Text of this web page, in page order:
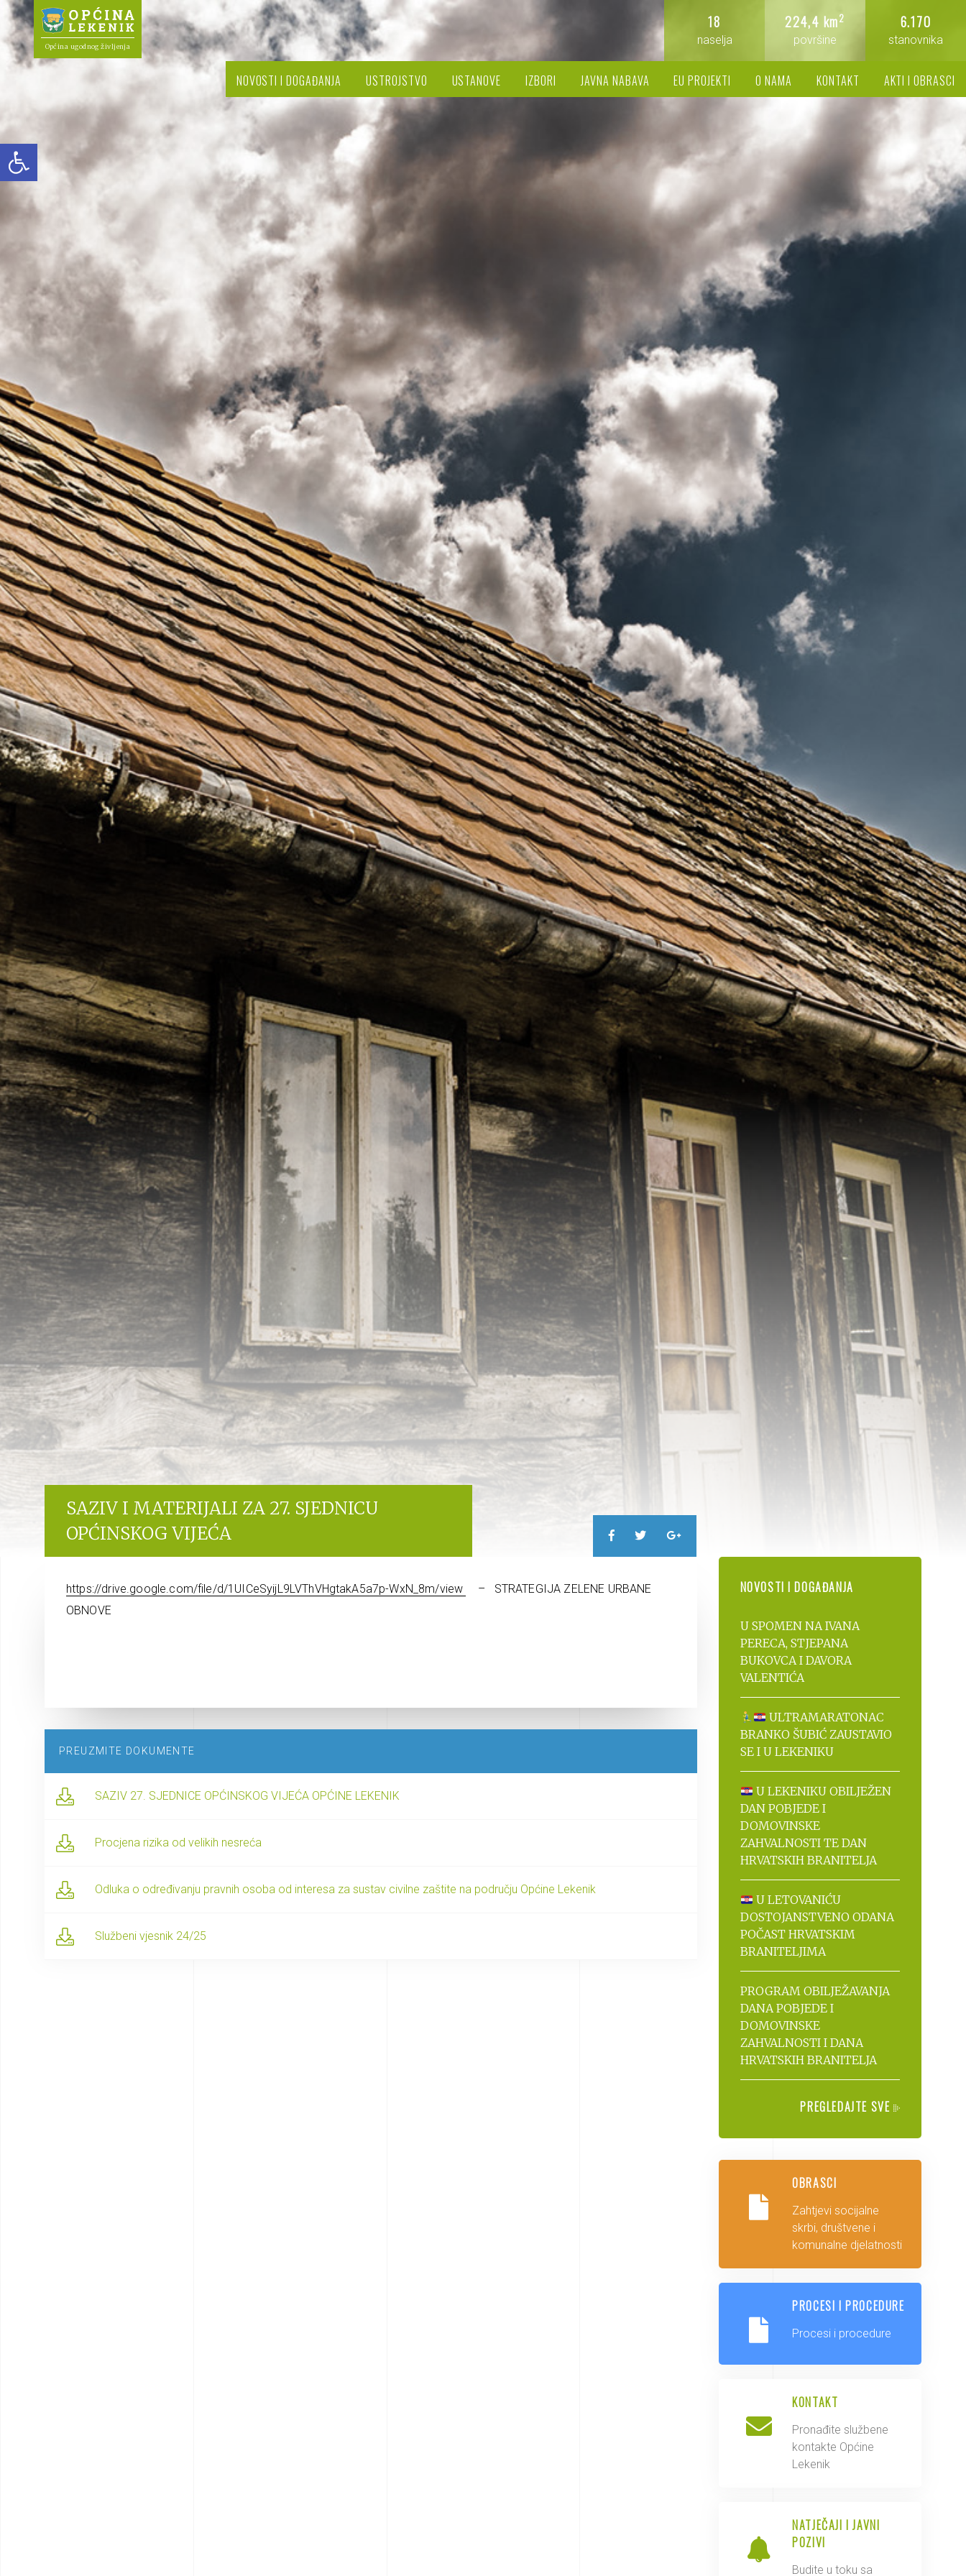
Open toolbar
Općina ugodnog življenja
6.170
stanovnika
224,4 km2
površine
18
naselja
NOVOSTI I DOGAĐANJA USTROJSTVO USTANOVE IZBORI JAVNA NABAVA EU PROJEKTI O NAMA KONTAKT AKTI I OBRASCI
SAZIV I MATERIJALI ZA 27. SJEDNICU
OPĆINSKOG VIJEĆA
https://drive.google.com/file/d/1UICeSyijL9LVThVHgtakA5a7p-WxN_8m/view
– STRATEGIJA ZELENE URBANE
OBNOVE
PREUZMITE DOKUMENTE
SAZIV 27. SJEDNICE OPĆINSKOG VIJEĆA OPĆINE LEKENIK
Procjena rizika od velikih nesreća
Odluka o određivanju pravnih osoba od interesa za sustav civilne zaštite na području Općine Lekenik
Službeni vjesnik 24/25
NOVOSTI I DOGAĐANJA
U SPOMEN NA IVANA
PERECA, STJEPANA
BUKOVCA I DAVORA
VALENTIĆA
ULTRAMARATONAC
BRANKO ŠUBIĆ ZAUSTAVIO
SE I U LEKENIKU
U LEKENIKU OBILJEŽEN
DAN POBJEDE I
DOMOVINSKE
ZAHVALNOSTI TE DAN
HRVATSKIH BRANITELJA
U LETOVANIĆU
DOSTOJANSTVENO ODANA
POČAST HRVATSKIM
BRANITELJIMA
PROGRAM OBILJEŽAVANJA
DANA POBJEDE I
DOMOVINSKE
ZAHVALNOSTI I DANA
HRVATSKIH BRANITELJA
PREGLEDAJTE SVE
OBRASCI
Zahtjevi socijalne
skrbi, društvene i
komunalne djelatnosti
PROCESI I PROCEDURE
Procesi i procedure
KONTAKT
Pronađite službene
kontakte Općine
Lekenik
NATJEČAJI I JAVNI
POZIVI
Budite u toku sa